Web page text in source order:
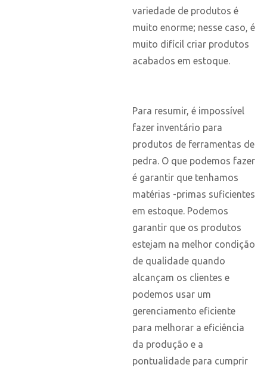
variedade de produtos é
muito enorme; nesse caso, é
muito difícil criar produtos
acabados em estoque.
Para resumir, é impossível
fazer inventário para
produtos de ferramentas de
pedra. O que podemos fazer
é garantir que tenhamos
matérias -primas suficientes
em estoque. Podemos
garantir que os produtos
estejam na melhor condição
de qualidade quando
alcançam os clientes e
podemos usar um
gerenciamento eficiente
para melhorar a eficiência
da produção e a
pontualidade para cumprir